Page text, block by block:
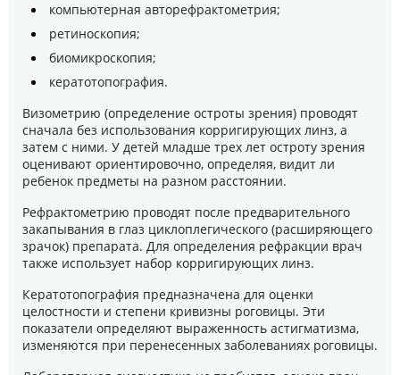
компьютерная авторефрактометрия;
ретиноскопия;
биомикроскопия;
кератотопография.
Визометрию (определение остроты зрения) проводят
сначала без использования корригирующих линз, а
затем с ними. У детей младше трех лет остроту зрения
оценивают ориентировочно, определяя, видит ли
ребенок предметы на разном расстоянии.
Рефрактометрию проводят после предварительного
закапывания в глаз циклоплегического (расширяющего
зрачок) препарата. Для определения рефракции врач
также использует набор корригирующих линз.
Кератотопография предназначена для оценки
целостности и степени кривизны роговицы. Эти
показатели определяют выраженность астигматизма,
изменяются при перенесенных заболеваниях роговицы.